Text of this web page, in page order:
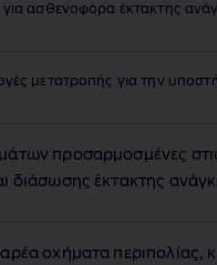
για ασθενοφόρα έκτακτης
μετατροπής για την
προσαρμοσμένες
διάσωσης έκτακτης
οχήματα περιπολίας,